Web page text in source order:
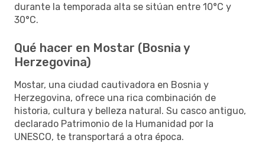
durante la temporada alta se sitúan entre 10°C y
30°C.
Qué hacer en Mostar (Bosnia y
Herzegovina)
Mostar, una ciudad cautivadora en Bosnia y
Herzegovina, ofrece una rica combinación de
historia, cultura y belleza natural. Su casco antiguo,
declarado Patrimonio de la Humanidad por la
UNESCO, te transportará a otra época.